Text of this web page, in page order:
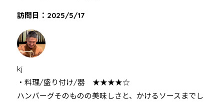
訪問日：2025/5/17
kj
・料理/盛り付け/器 ★★★★☆
ハンバーグそのものの美味しさと、かけるソースまでし